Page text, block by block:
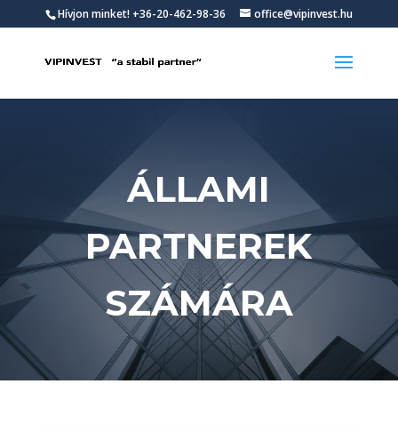
Hívjon minket!+36-20-462-98-36 office@vipinvest.hu
ÁLLAMI
PARTNEREK
SZÁMÁRA